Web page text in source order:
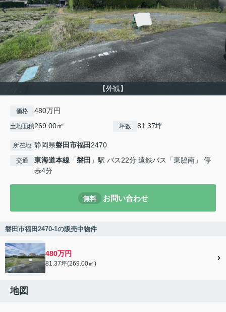
【外観】
価格 480万円
土地面積269.00㎡ 坪数 81.37坪
所在地 静岡県磐田市福田2470
交通 東海道本線 「磐田 」駅 バス22分 遠鉄バス「東脇南」 停
歩4分
無料 お問い合わせ
磐田市福田2470-1の販売中物件
480万円
81.37坪(269.00㎡)
地図